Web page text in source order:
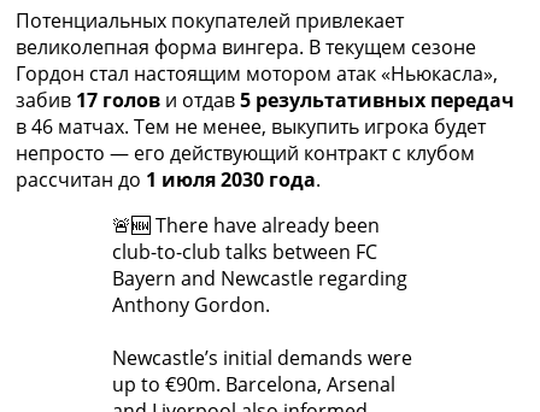
Потенциальных покупателей привлекает
великолепная форма вингера. В текущем сезоне
Гордон стал настоящим мотором атак «Ньюкасла»,
забив 17 голов и отдав5 результативных передач
в 46 матчах. Тем не менее, выкупить игрока будет
непросто — его действующий контракт с клубом
рассчитан до 1 июля 2030 года.
🚨🆕 There have already been
club-to-club talks between FC
Bayern and Newcastle regarding
Anthony Gordon.
Newcastle’s initial demands were
up to €90m. Barcelona, Arsenal